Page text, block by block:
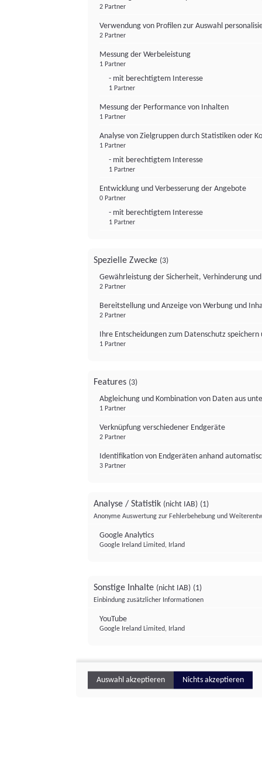
2 Partner
Verwendung von Profilen zur Auswahl
2 Partner
Messung der Werbeleistung
1 Partner
- mit berechtigtem Interesse
1 Partner
Messung der Performance von Inhalten
1 Partner
Analyse von Zielgruppen durch Statistiken oder
1 Partner
- mit berechtigtem Interesse
1 Partner
Entwicklung und Verbesserung der Angebote
0 Partner
- mit berechtigtem Interesse
1 Partner
Spezielle Zwecke (3)
Gewährleistung der Sicherheit, Verhinderung
2 Partner
Bereitstellung und Anzeige von Werbung und
2 Partner
Ihre Entscheidungen zum Datenschutz
1 Partner
Features (3)
Abgleichung und Kombination von Daten aus
1 Partner
Verknüpfung verschiedener Endgeräte
2 Partner
Identifikation von Endgeräten anhand
3 Partner
Analyse / Statistik (nicht IAB) (1)
Anonyme Auswertung zur Fehlerbehebung und
Google Analytics
Google Ireland Limited, Irland
Sonstige Inhalte (nicht IAB) (1)
Einbindung zusätzlicher Informationen
YouTube
Google Ireland Limited, Irland
Auswahl akzeptieren Nichts akzeptieren